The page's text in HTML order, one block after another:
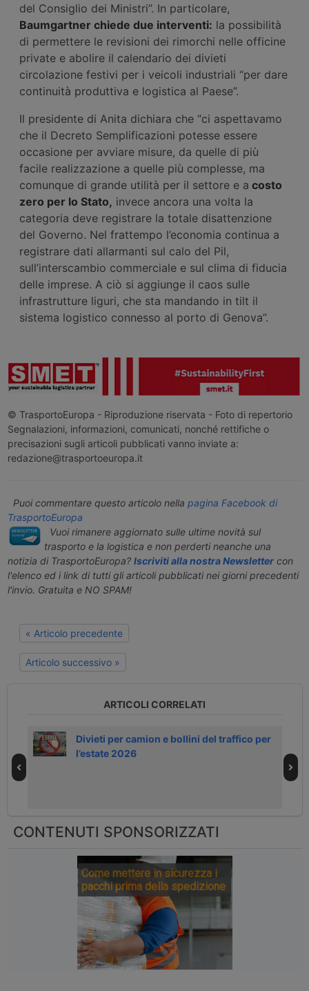
del Consiglio dei Ministri”. In particolare,
Baumgartner chiede due interventi: la possibilità
di permettere le revisioni dei rimorchi nelle officine
private e abolire il calendario dei divieti
circolazione festivi per i veicoli industriali “per dare
continuità produttiva e logistica al Paese”.
Il presidente di Anita dichiara che “ci aspettavamo
che il Decreto Semplificazioni potesse essere
occasione per avviare misure, da quelle di più
facile realizzazione a quelle più complesse, ma
comunque di grande utilità per il settore e a costo
zero per lo Stato, invece ancora una volta la
categoria deve registrare la totale disattenzione
del Governo. Nel frattempo l’economia continua a
registrare dati allarmanti sul calo del Pil,
sull’interscambio commerciale e sul clima di fiducia
delle imprese. A ciò si aggiunge il caos sulle
infrastrutture liguri, che sta mandando in tilt il
sistema logistico connesso al porto di Genova”.
© TrasportoEuropa - Riproduzione riservata - Foto di repertorio
Segnalazioni, informazioni, comunicati, nonché rettifiche o
precisazioni sugli articoli pubblicati vanno inviate a:
redazione@trasportoeuropa.it
Puoi commentare questo articolo nella pagina Facebook di
TrasportoEuropa
Vuoi rimanere aggiornato sulle ultime novità sul
trasporto e la logistica e non perderti neanche una
notizia di TrasportoEuropa? Iscriviti alla nostra Newslettercon
l'elenco ed i link di tutti gli articoli pubblicati nei giorni precedenti
l'invio. Gratuita e NO SPAM!
« Articolo precedente
Articolo successivo »
ARTICOLI CORRELATI
Divieti per camion e bollini del traffico per
l’estate 2026
CONTENUTI SPONSORIZZATI
Come mettere in sicurezza i
pacchi prima della spedizione